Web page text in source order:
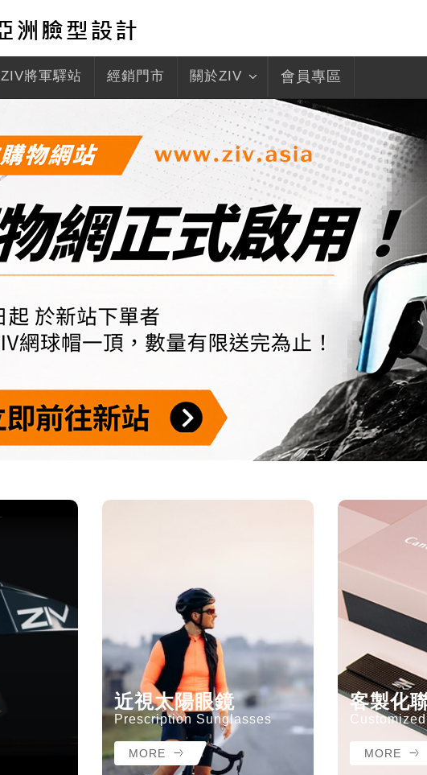
ZIV將軍驛站 經銷門市 關於ZIV 會員專區
近視太陽眼鏡
Prescription Sunglasses
MORE
客製化
Customized
MORE